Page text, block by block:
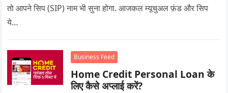
तो आपने सिप (SIP) नाम भी सुना होगा. आजकल म्यूचुअल फ़ंड और सिप
ये…
Business Feed
Home Credit Personal Loan के
लिए कैसे अप्लाई करें?